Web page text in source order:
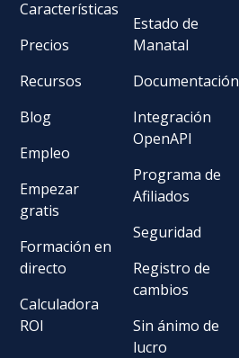
Características
Precios
Recursos
Blog
Empleo
Empezar
gratis
Formación en
directo
Calculadora
ROI
Estado de
Manatal
Documentación
Integración
OpenAPI
Programa de
Afiliados
Seguridad
Registro de
cambios
Sin ánimo de
lucro